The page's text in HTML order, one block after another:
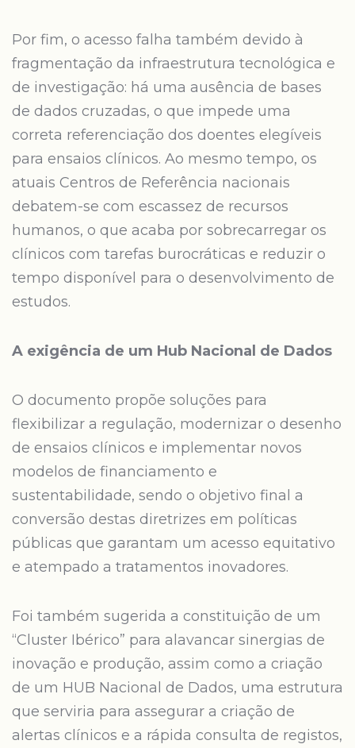
Por fim, o acesso falha também devido à
fragmentação da infraestrutura tecnológica e
de investigação: há uma ausência de bases
de dados cruzadas, o que impede uma
correta referenciação dos doentes elegíveis
para ensaios clínicos. Ao mesmo tempo, os
atuais Centros de Referência nacionais
debatem-se com escassez de recursos
humanos, o que acaba por sobrecarregar os
clínicos com tarefas burocráticas e reduzir o
tempo disponível para o desenvolvimento de
estudos.
A exigência de um Hub Nacional de Dados
O documento propõe soluções para
flexibilizar a regulação, modernizar o desenho
de ensaios clínicos e implementar novos
modelos de financiamento e
sustentabilidade, sendo o objetivo final a
conversão destas diretrizes em políticas
públicas que garantam um acesso equitativo
e atempado a tratamentos inovadores.
Foi também sugerida a constituição de um
“Cluster Ibérico” para alavancar sinergias de
inovação e produção, assim como a criação
de um HUB Nacional de Dados, uma estrutura
que serviria para assegurar a criação de
alertas clínicos e a rápida consulta de registos,